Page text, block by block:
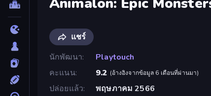
แชร์
นักพัฒนา
Playtouch
คะแนน
9.2 (อ้างอิงจากข้อมูล 6 เดือนที่ผ่านมา)
ปล่อยแล้ว
พฤษภาคม 2566